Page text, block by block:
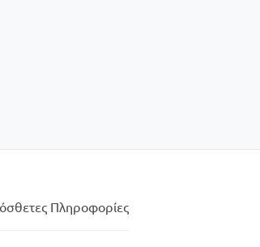
Πληροφορίες